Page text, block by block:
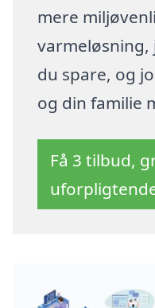
mere
varmeløsning,
du spare, og
og din familie
Få 3 tilbud,